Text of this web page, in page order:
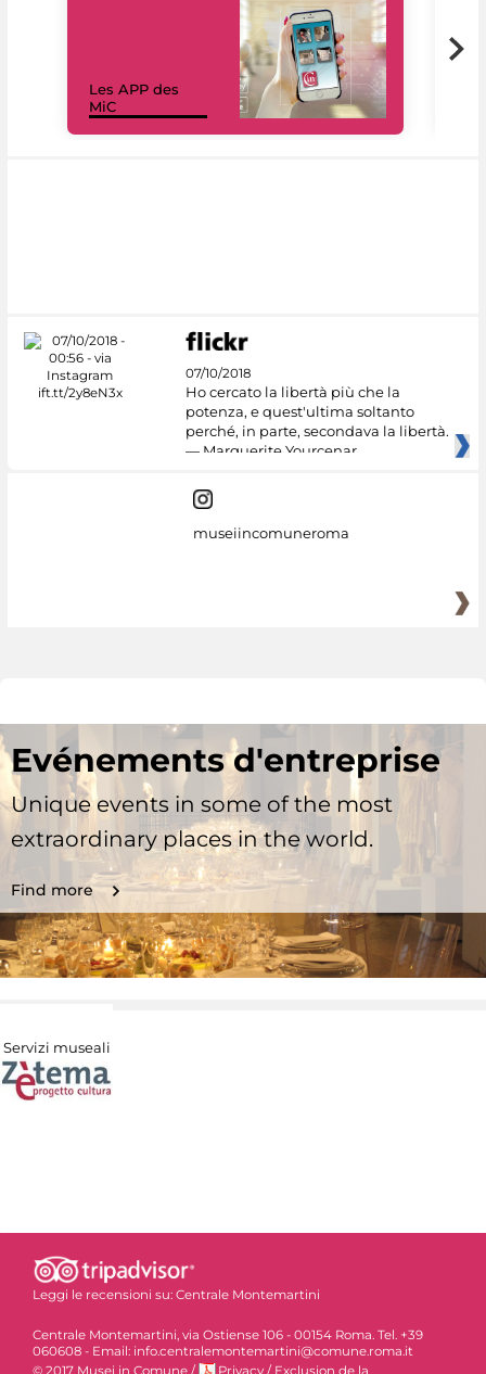
Les APP des
MiC
07/10/2018
Ho cercato la libertà più che la
potenza, e quest'ultima soltanto
perché, in parte, secondava la libertà.
— Marguerite Yourcenar
museiincomuneroma
Evénements d'entreprise
Unique events in some of the most
extraordinary places in the world.
Find more
Servizi museali
Leggi le recensioni su: Centrale Montemartini
Centrale Montemartini, via Ostiense 106 - 00154 Roma. Tel. +39
060608 - Email: info.centralemontemartini@comune.roma.it
© 2017 Musei in Comune / Privacy / Exclusion de la